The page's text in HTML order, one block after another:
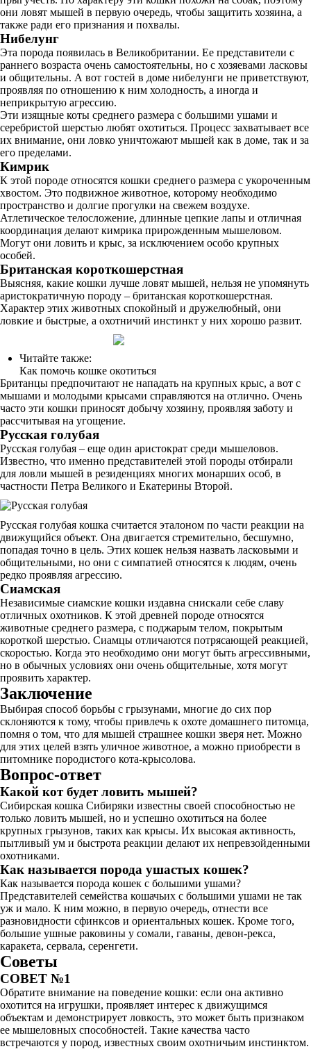
они ловят мышей в первую очередь, чтобы защитить хозяина, а
также ради его признания и похвалы.
Нибелунг
Эта порода появилась в Великобритании. Ее представители с
раннего возраста очень самостоятельны, но с хозяевами ласковы
и общительны. А вот гостей в доме нибелунги не приветствуют,
проявляя по отношению к ним холодность, а иногда и
неприкрытую агрессию.
Эти изящные коты среднего размера с большими ушами и
серебристой шерстью любят охотиться. Процесс захватывает все
их внимание, они ловко уничтожают мышей как в доме, так и за
его пределами.
Кимрик
К этой породе относятся кошки среднего размера с укороченным
хвостом. Это подвижное животное, которому необходимо
пространство и долгие прогулки на свежем воздухе.
Атлетическое телосложение, длинные цепкие лапы и отличная
координация делают кимрика прирожденным мышеловом.
Могут они ловить и крыс, за исключением особо крупных
особей.
Британская короткошерстная
Выясняя, какие кошки лучше ловят мышей, нельзя не упомянуть
аристократичную породу – британская короткошерстная.
Характер этих животных спокойный и дружелюбный, они
ловкие и быстрые, а охотничий инстинкт у них хорошо развит.
Читайте также:
Как помочь кошке окотиться
Британцы предпочитают не нападать на крупных крыс, а вот с
мышами и молодыми крысами справляются на отлично. Очень
часто эти кошки приносят добычу хозяину, проявляя заботу и
рассчитывая на угощение.
Русская голубая
Русская голубая – еще один аристократ среди мышеловов.
Известно, что именно представителей этой породы отбирали
для ловли мышей в резиденциях многих монарших особ, в
частности Петра Великого и Екатерины Второй.
Русская голубая кошка считается эталоном по части реакции на
движущийся объект. Она двигается стремительно, бесшумно,
попадая точно в цель. Этих кошек нельзя назвать ласковыми и
общительными, но они с симпатией относятся к людям, очень
редко проявляя агрессию.
Сиамская
Независимые сиамские кошки издавна снискали себе славу
отличных охотников. К этой древней породе относятся
животные среднего размера, с поджарым телом, покрытым
короткой шерстью. Сиамцы отличаются потрясающей реакцией,
скоростью. Когда это необходимо они могут быть агрессивными,
но в обычных условиях они очень общительные, хотя могут
проявить характер.
Заключение
Выбирая способ борьбы с грызунами, многие до сих пор
склоняются к тому, чтобы привлечь к охоте домашнего питомца,
помня о том, что для мышей страшнее кошки зверя нет. Можно
для этих целей взять уличное животное, а можно приобрести в
питомнике породистого кота-крысолова.
Вопрос-ответ
Какой кот будет ловить мышей?
Сибирская кошка Сибиряки известны своей способностью не
только ловить мышей, но и успешно охотиться на более
крупных грызунов, таких как крысы. Их высокая активность,
пытливый ум и быстрота реакции делают их непревзойденными
охотниками.
Как называется порода ушастых кошек?
Как называется порода кошек с большими ушами?
Представителей семейства кошачьих с большими ушами не так
уж и мало. К ним можно, в первую очередь, отнести все
разновидности сфинксов и ориентальных кошек. Кроме того,
большие ушные раковины у сомали, гаваны, девон-рекса,
каракета, сервала, серенгети.
Советы
СОВЕТ №1
Обратите внимание на поведение кошки: если она активно
охотится на игрушки, проявляет интерес к движущимся
объектам и демонстрирует ловкость, это может быть признаком
ее мышеловных способностей. Такие качества часто
встречаются у пород, известных своим охотничьим инстинктом.